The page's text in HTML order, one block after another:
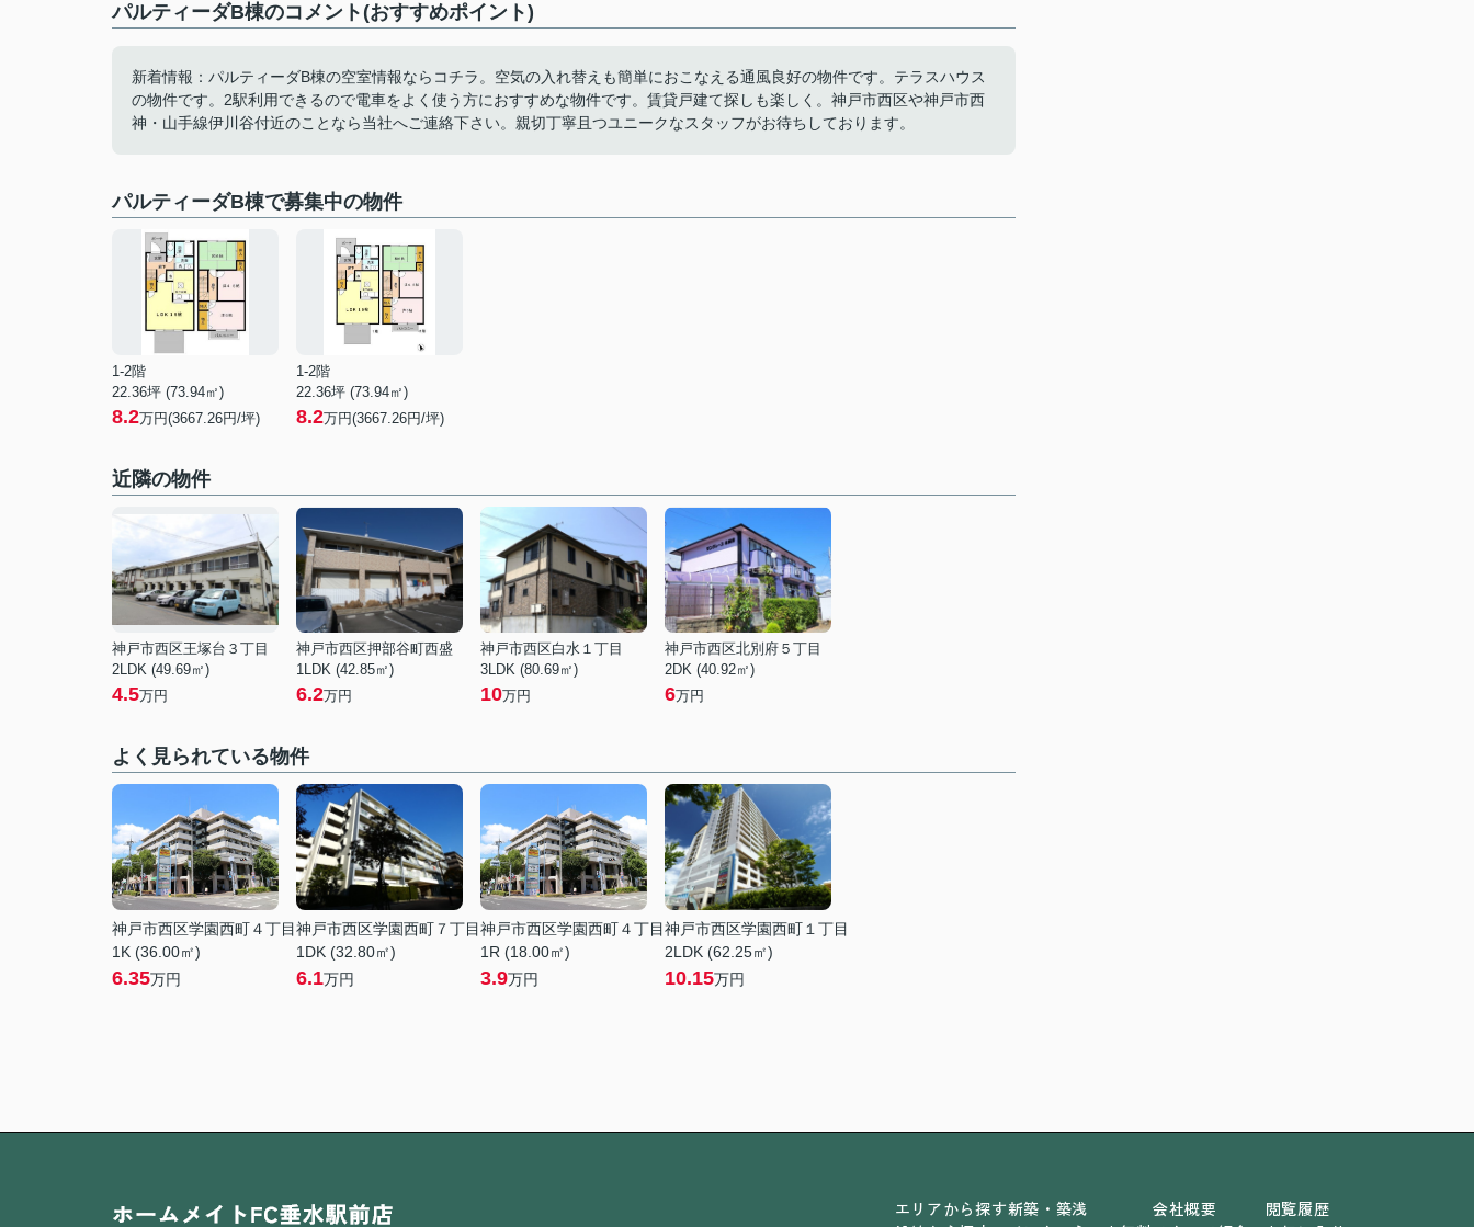
パルティーダB棟のコメント(おすすめポイント)
新着情報：パルティーダB棟の空室情報ならコチラ。空気の入れ替えも簡単におこなえる通風良好の物件です。テラスハウス
の物件です。2駅利用できるので電車をよく使う方におすすめな物件です。賃貸戸建て探しも楽しく。神戸市西区や神戸市西
神・山手線伊川谷付近のことなら当社へご連絡下さい。親切丁寧且つユニークなスタッフがお待ちしております。
パルティーダB棟で募集中の物件
1-2階
22.36坪 (73.94㎡)
8.2万円(3667.26円/坪)
1-2階
22.36坪 (73.94㎡)
8.2万円(3667.26円/坪)
近隣の物件
神戸市西区王塚台３丁目
2LDK (49.69㎡)
4.5万円
神戸市西区押部谷町西盛
1LDK (42.85㎡)
6.2万円
神戸市西区白水１丁目
3LDK (80.69㎡)
10万円
神戸市西区北別府５丁目
2DK (40.92㎡)
6万円
よく見られている物件
神戸市西区学園西町４丁目
1K (36.00㎡)
6.35万円
神戸市西区学園西町７丁目
1DK (32.80㎡)
6.1万円
神戸市西区学園西町４丁目
1R (18.00㎡)
3.9万円
神戸市西区学園西町１丁目
2LDK (62.25㎡)
10.15万円
エリアから探す新築・築浅
会社概要
閲覧履歴